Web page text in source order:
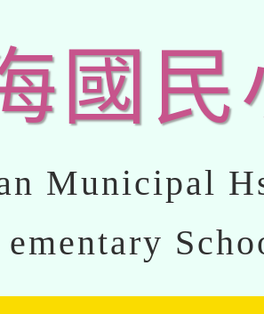
國民
Municipal
ementary